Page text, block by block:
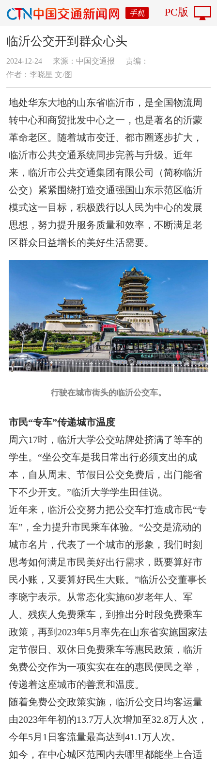
手机 PC版
临沂公交开到群众心头
2024-12-24 来源：中国交通报
责编：
作者：李晓星 文/图
地处华东大地的山东省临沂市，是全国物流周
转中心和商贸批发中心之一，也是著名的沂蒙
革命老区。随着城市变迁、都市圈逐步扩大，
临沂市公共交通系统同步完善与升级。近年
来，临沂市公共交通集团有限公司（简称临沂
公交）紧紧围绕打造交通强国山东示范区临沂
模式这一目标，积极践行以人民为中心的发展
思想，努力提升服务质量和效率，不断满足老
区群众日益增长的美好生活需要。
行驶在城市街头的临沂公交车。
市民“专车”传递城市温度
周六17时，临沂大学公交站牌处挤满了等车的
学生。“坐公交车是我日常出行必须支出的成
本，自从周末、节假日公交免费后，出门能省
下不少开支。”临沂大学学生田佳说。
近年来，临沂公交努力把公交车打造成市民“专
车”，全力提升市民乘车体验。“公交是流动的
城市名片，代表了一个城市的形象，我们时刻
思考如何满足市民美好出行需求，既要算好市
民小账，又要算好民生大账。”临沂公交董事长
李晓宁表示。从常态化实施60岁老年人、军
人、残疾人免费乘车，到推出分时段免费乘车
政策，再到2023年5月率先在山东省实施国家法
定节假日、双休日免费乘车等惠民政策，临沂
免费公交作为一项实实在在的惠民便民之举，
传递着这座城市的善意和温度。
随着免费公交政策实施，临沂公交日均客运量
由2023年年初的13.7万人次增加至32.8万人次，
今年5月1日客流量最高达到41.1万人次。
如今，在中心城区范围内去哪里都能坐上合适